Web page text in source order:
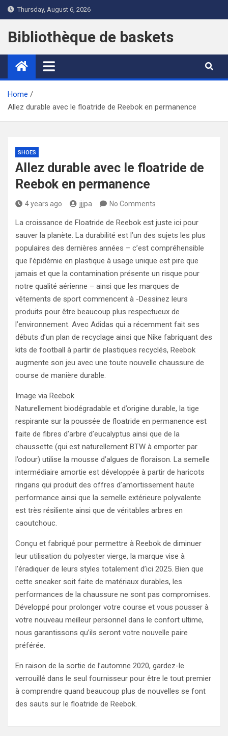
Skip
to
content
Thursday, August 6, 2026
Bibliothèque de baskets
Home
Allez durable avec le floatride de Reebok en permanence
SHOES
Allez durable avec le floatride de
Reebok en permanence
4 years ago jjjpa No Comments
La croissance de Floatride de Reebok est juste ici pour
sauver la planète. La durabilité est l’un des sujets les plus
populaires des dernières années – c’est compréhensible
que l’épidémie en plastique à usage unique est pire que
jamais et que la contamination présente un risque pour
notre qualité aérienne – ainsi que les marques de
vêtements de sport commencent à -Dessinez leurs
produits pour être beaucoup plus respectueux de
l’environnement. Avec Adidas qui a récemment fait ses
débuts d’un plan de recyclage ainsi que Nike fabriquant des
kits de football à partir de plastiques recyclés, Reebok
augmente son jeu avec une toute nouvelle chaussure de
course de manière durable.
Image via Reebok
Naturellement biodégradable et d’origine durable, la tige
respirante sur la poussée de floatride en permanence est
faite de fibres d’arbre d’eucalyptus ainsi que de la
chaussette (qui est naturellement BTW à emporter par
l’odour) utilise la mousse d’algues de floraison. La semelle
intermédiaire amortie est développée à partir de haricots
ringans qui produit des offres d’amortissement haute
performance ainsi que la semelle extérieure polyvalente
est très résiliente ainsi que de véritables arbres en
caoutchouc.
Conçu et fabriqué pour permettre à Reebok de diminuer
leur utilisation du polyester vierge, la marque vise à
l’éradiquer de leurs styles totalement d’ici 2025. Bien que
cette sneaker soit faite de matériaux durables, les
performances de la chaussure ne sont pas compromises.
Développé pour prolonger votre course et vous pousser à
votre nouveau meilleur personnel dans le confort ultime,
nous garantissons qu’ils seront votre nouvelle paire
préférée.
En raison de la sortie de l’automne 2020, gardez-le
verrouillé dans le seul fournisseur pour être le tout premier
à comprendre quand beaucoup plus de nouvelles se font
des sauts sur le floatride de Reebok.